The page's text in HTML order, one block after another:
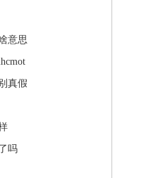
意思
真假
吗